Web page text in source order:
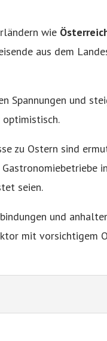
wie
aus dem
Spannungen und
zu Ostern sind
seien.
und
mit vorsichtigem